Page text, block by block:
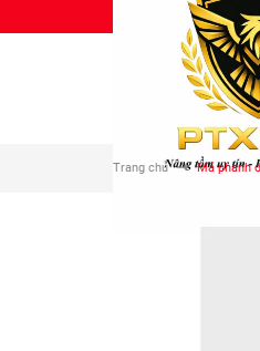
Chào mừng bạn đến với
Trang chủ Má phanh